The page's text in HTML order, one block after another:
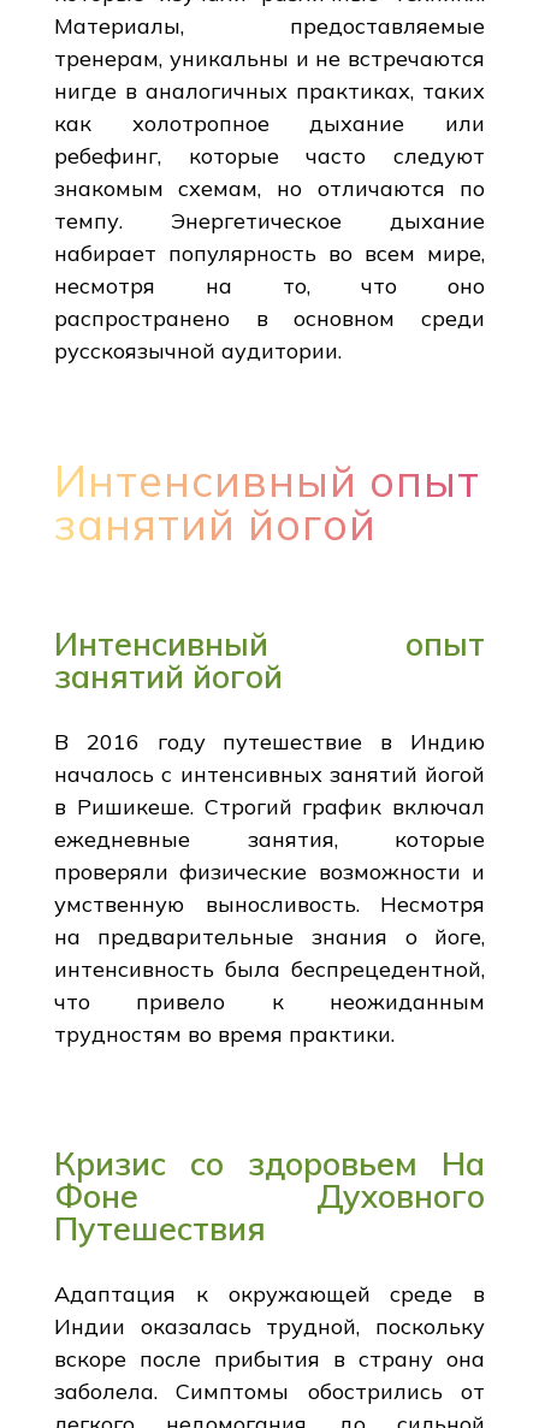
Материалы, предоставляемые
тренерам, уникальны и не встречаются
нигде в аналогичных практиках, таких
как холотропное дыхание или
ребефинг, которые часто следуют
знакомым схемам, но отличаются по
темпу. Энергетическое дыхание
набирает популярность во всем мире,
несмотря на то, что оно
распространено в основном среди
русскоязычной аудитории.
Интенсивный опыт
занятий йогой
Интенсивный опыт
занятий йогой
В 2016 году путешествие в Индию
началось с интенсивных занятий йогой
в Ришикеше. Строгий график включал
ежедневные занятия, которые
проверяли физические возможности и
умственную выносливость. Несмотря
на предварительные знания о йоге,
интенсивность была беспрецедентной,
что привело к неожиданным
трудностям во время практики.
Кризис со здоровьем На
Фоне Духовного
Путешествия
Адаптация к окружающей среде в
Индии оказалась трудной, поскольку
вскоре после прибытия в страну она
заболела. Симптомы обострились от